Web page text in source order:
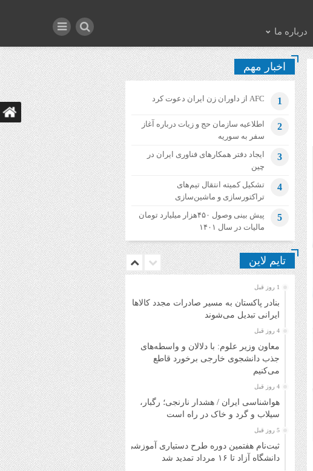
درباره ما
اخبار مهم
1 AFC از داوران زن ایران دعوت کرد
2
اطلاعیه‌ سازمان حج و زیات درباره آغاز
سفر به سوریه
3
ایجاد دفتر همکارهای فناوری ایران در
چین
4
تشکیل کمیته انتقال تیم‌های
تراکتورسازی و ماشین‌سازی
5
پیش بینی وصول ۴۵۰هزار میلیارد تومان
مالیات در سال ۱۴۰۱
تایم لاین
1 روز قبل
بنادر پاکستان به مسیر صادرات مجدد کالاهای
ایرانی تبدیل می‌شوند
4 روز قبل
معاون وزیر علوم: با دلالان و واسطه‌های
جذب دانشجوی خارجی برخورد قاطع
می‌کنیم
4 روز قبل
هواشناسی ایران / هشدار نارنجی؛ رگبار،
سیلاب و گرد و خاک در راه است
5 روز قبل
ثبت‌نام هفتمین دوره طرح دستیاری آموزشی
دانشگاه آزاد تا ۱۶ مرداد تمدید شد